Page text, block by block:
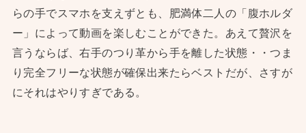
らの手でスマホを支えずとも、肥満体二人の「腹ホルダ
ー」によって動画を楽しむことができた。あえて贅沢を
言うならば、右手のつり革から手を離した状態・・つま
り完全フリーな状態が確保出来たらベストだが、さすが
にそれはやりすぎである。